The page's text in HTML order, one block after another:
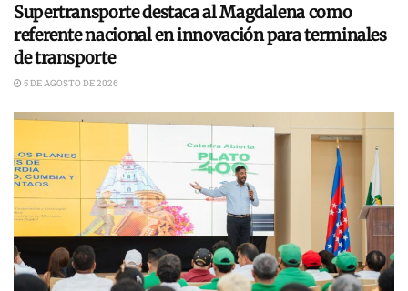
Supertransporte destaca al Magdalena como
referente nacional en innovación para terminales
de transporte
5 DE AGOSTO DE 2026